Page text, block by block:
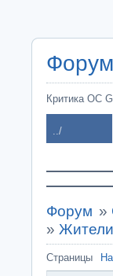
Критика ОС
../
Форум »
»
Страницы